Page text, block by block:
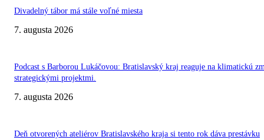
Divadelný tábor má stále voľné miesta
7. augusta 2026
Podcast s Barborou Lukáčovou: Bratislavský kraj reaguje na klimatickú
strategickými projektmi.
7. augusta 2026
Deň otvorených ateliérov Bratislavského kraja si tento rok dáva prestávku